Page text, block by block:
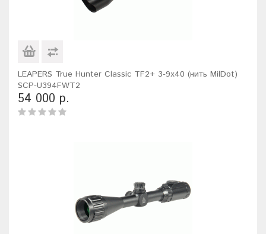
LEAPERS True Hunter Classic TF2+ 3-9x40 (нить MilDot)
SCP-U394FWT2
54 000 р.